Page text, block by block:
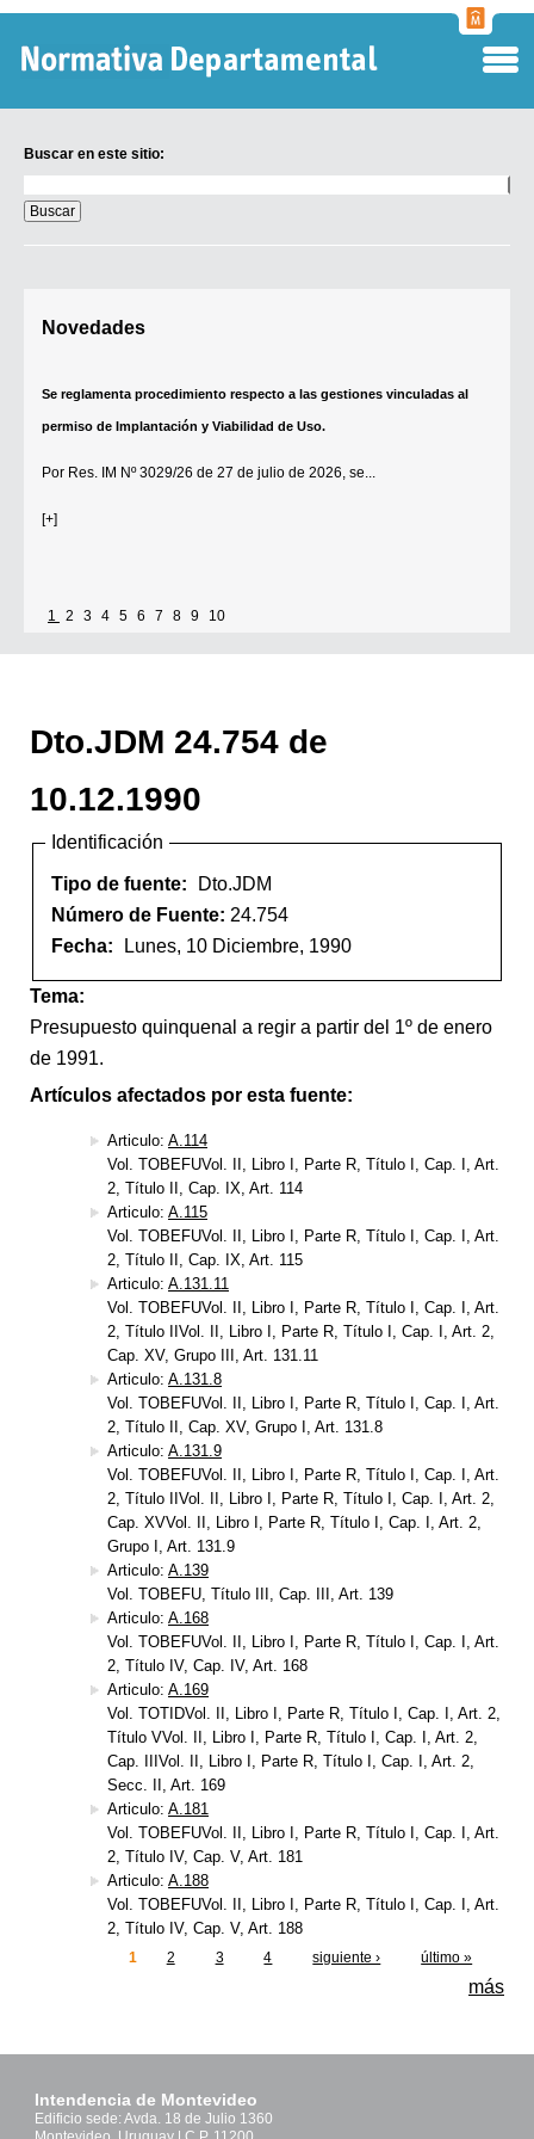
Buscar en este sitio:
en
este
sitio:
Novedades
Se reglamenta procedimiento respecto a las gestiones vinculadas al
permiso de Implantación y Viabilidad de Uso.
Por Res. IM Nº 3029/26 de 27 de julio de 2026, se...
[+]
1 2 3 4 5 6 7 8 9 10
Dto.JDM 24.754 de
10.12.1990
Identificación
Tipo de fuente:
Dto.JDM
Número de Fuente: 24.754
Fecha:
Lunes, 10 Diciembre, 1990
Tema:
Presupuesto quinquenal a regir a partir del 1º de enero
de 1991.
Artículos afectados por esta fuente:
Articulo: A.114
Vol. TOBEFUVol. II, Libro I, Parte R, Título I, Cap. I, Art.
2, Título II, Cap. IX, Art. 114
Articulo: A.115
Vol. TOBEFUVol. II, Libro I, Parte R, Título I, Cap. I, Art.
2, Título II, Cap. IX, Art. 115
Articulo: A.131.11
Vol. TOBEFUVol. II, Libro I, Parte R, Título I, Cap. I, Art.
2, Título IIVol. II, Libro I, Parte R, Título I, Cap. I, Art. 2,
Cap. XV, Grupo III, Art. 131.11
Articulo: A.131.8
Vol. TOBEFUVol. II, Libro I, Parte R, Título I, Cap. I, Art.
2, Título II, Cap. XV, Grupo I, Art. 131.8
Articulo: A.131.9
Vol. TOBEFUVol. II, Libro I, Parte R, Título I, Cap. I, Art.
2, Título IIVol. II, Libro I, Parte R, Título I, Cap. I, Art. 2,
Cap. XVVol. II, Libro I, Parte R, Título I, Cap. I, Art. 2,
Grupo I, Art. 131.9
Articulo: A.139
Vol. TOBEFU, Título III, Cap. III, Art. 139
Articulo: A.168
Vol. TOBEFUVol. II, Libro I, Parte R, Título I, Cap. I, Art.
2, Título IV, Cap. IV, Art. 168
Articulo: A.169
Vol. TOTIDVol. II, Libro I, Parte R, Título I, Cap. I, Art. 2,
Título VVol. II, Libro I, Parte R, Título I, Cap. I, Art. 2,
Cap. IIIVol. II, Libro I, Parte R, Título I, Cap. I, Art. 2,
Secc. II, Art. 169
Articulo: A.181
Vol. TOBEFUVol. II, Libro I, Parte R, Título I, Cap. I, Art.
2, Título IV, Cap. V, Art. 181
Articulo: A.188
Vol. TOBEFUVol. II, Libro I, Parte R, Título I, Cap. I, Art.
2, Título IV, Cap. V, Art. 188
1 2 3 4 siguiente › último »
más
Intendencia de Montevideo
Edificio sede: Avda. 18 de Julio 1360